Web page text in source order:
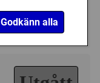
Godkänn alla